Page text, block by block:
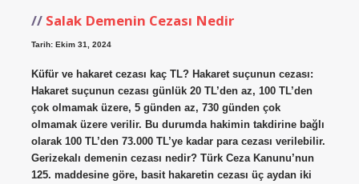
Salak Demenin Cezası Nedir
Tarih: Ekim 31, 2024
Küfür ve hakaret cezası kaç TL? Hakaret suçunun cezası:
Hakaret suçunun cezası günlük 20 TL’den az, 100 TL’den
çok olmamak üzere, 5 günden az, 730 günden çok
olmamak üzere verilir. Bu durumda hakimin takdirine bağlı
olarak 100 TL’den 73.000 TL’ye kadar para cezası verilebilir.
Gerizekalı demenin cezası nedir? Türk Ceza Kanunu’nun
125. maddesine göre, basit hakaretin cezası üç aydan iki